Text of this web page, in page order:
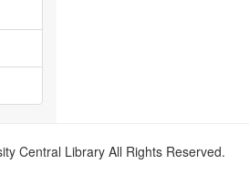
Central Library All Rights Reserved.